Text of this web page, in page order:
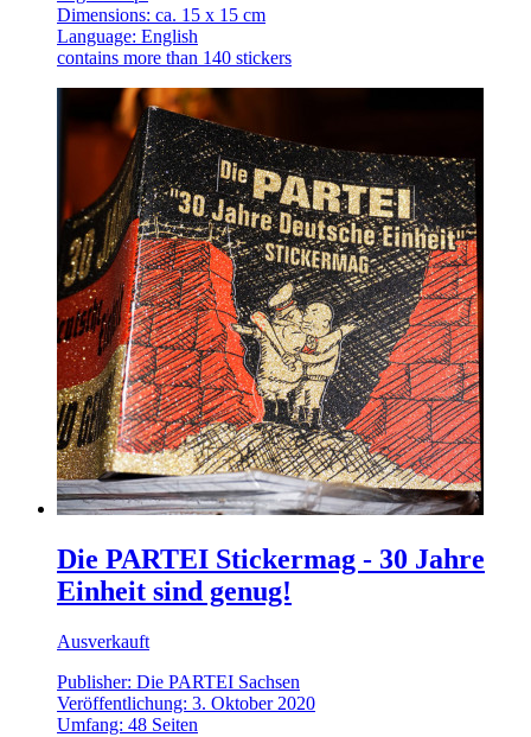
Dimensions: ca. 15 x 15 cm
Language: English
contains more than 140 stickers
Die PARTEI Stickermag - 30 Jahre
Einheit sind genug!
Ausverkauft
Publisher: Die PARTEI Sachsen
Veröffentlichung: 3. Oktober 2020
Umfang: 48 Seiten